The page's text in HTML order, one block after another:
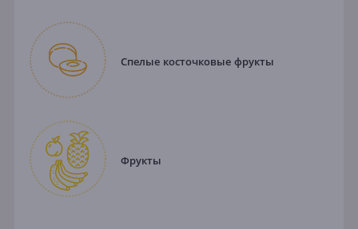
Спелые косточковые фрукты
Фрукты